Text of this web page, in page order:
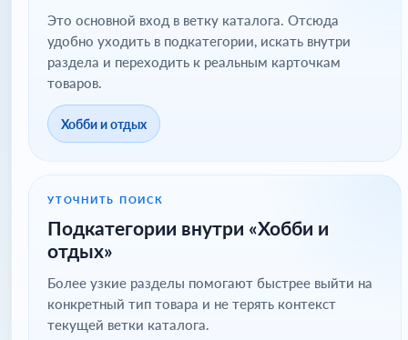
Это основной вход в ветку каталога. Отсюда
удобно уходить в подкатегории, искать внутри
раздела и переходить к реальным карточкам
товаров.
Хобби и отдых
УТОЧНИТЬ ПОИСК
Подкатегории внутри «Хобби и
отдых»
Более узкие разделы помогают быстрее выйти на
конкретный тип товара и не терять контекст
текущей ветки каталога.